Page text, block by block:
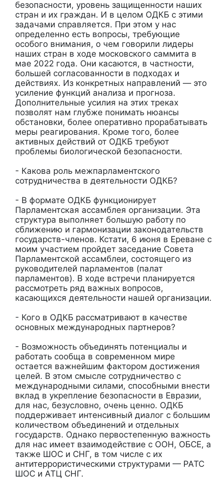
безопасности, уровень защищенности наших
стран и их граждан. И в целом ОДКБ с этими
задачами справляется. При этом у нас
определенно есть вопросы, требующие
особого внимания, о чем говорили лидеры
наших стран в ходе московского саммита в
мае 2022 года. Они касаются, в частности,
большей согласованности в подходах и
действиях. Из конкретных направлений — это
усиление функций анализа и прогноза.
Дополнительные усилия на этих треках
позволят нам глубже понимать нюансы
обстановки, более оперативно прорабатывать
меры реагирования. Кроме того, более
активных действий от ОДКБ требуют
проблемы биологической безопасности.
- Какова роль межпарламентского
сотрудничества в деятельности ОДКБ?
- В формате ОДКБ функционирует
Парламентская ассамблея организации. Эта
структура выполняет большую работу по
сближению и гармонизации законодательств
государств-членов. Кстати, 6 июня в Ереване с
моим участием пройдет заседание Совета
Парламентской ассамблеи, состоящего из
руководителей парламентов (палат
парламентов). В ходе встречи планируется
рассмотреть ряд важных вопросов,
касающихся деятельности нашей организации.
- Кого в ОДКБ рассматривают в качестве
основных международных партнеров?
- Возможность объединять потенциалы и
работать сообща в современном мире
остается важнейшим фактором достижения
целей. В этом смысле сотрудничество с
международными силами, способными внести
вклад в укрепление безопасности в Евразии,
для нас, безусловно, очень ценно. ОДКБ
поддерживает интенсивный диалог с большим
количеством объединений и отдельных
государств. Однако первостепенную важность
для нас имеет взаимодействие с ООН, ОБСЕ, а
также ШОС и СНГ, в том числе с их
антитеррористическими структурами — РАТС
ШОС и АТЦ СНГ.